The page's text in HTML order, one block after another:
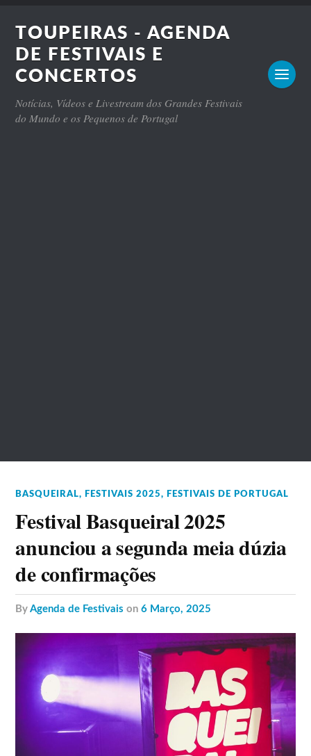
TOUPEIRAS - AGENDA
DE FESTIVAIS E
CONCERTOS
Notícias, Vídeos e Livestream dos Grandes Festivais
do Mundo e os Pequenos de Portugal
BASQUEIRAL, FESTIVAIS 2025, FESTIVAIS DE PORTUGAL
Festival Basqueiral 2025
anunciou a segunda meia dúzia
de confirmações
byAgenda de Festivais on6 Março, 2025